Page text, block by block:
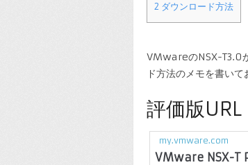
2 ダウンロード方法
VMwareのNSX-T3.0
ド方法のメモを書いて
評価版URL
my.vmware.com
VMware NSX-